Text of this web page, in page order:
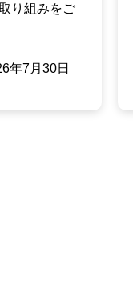
り組みをご
年7月30日